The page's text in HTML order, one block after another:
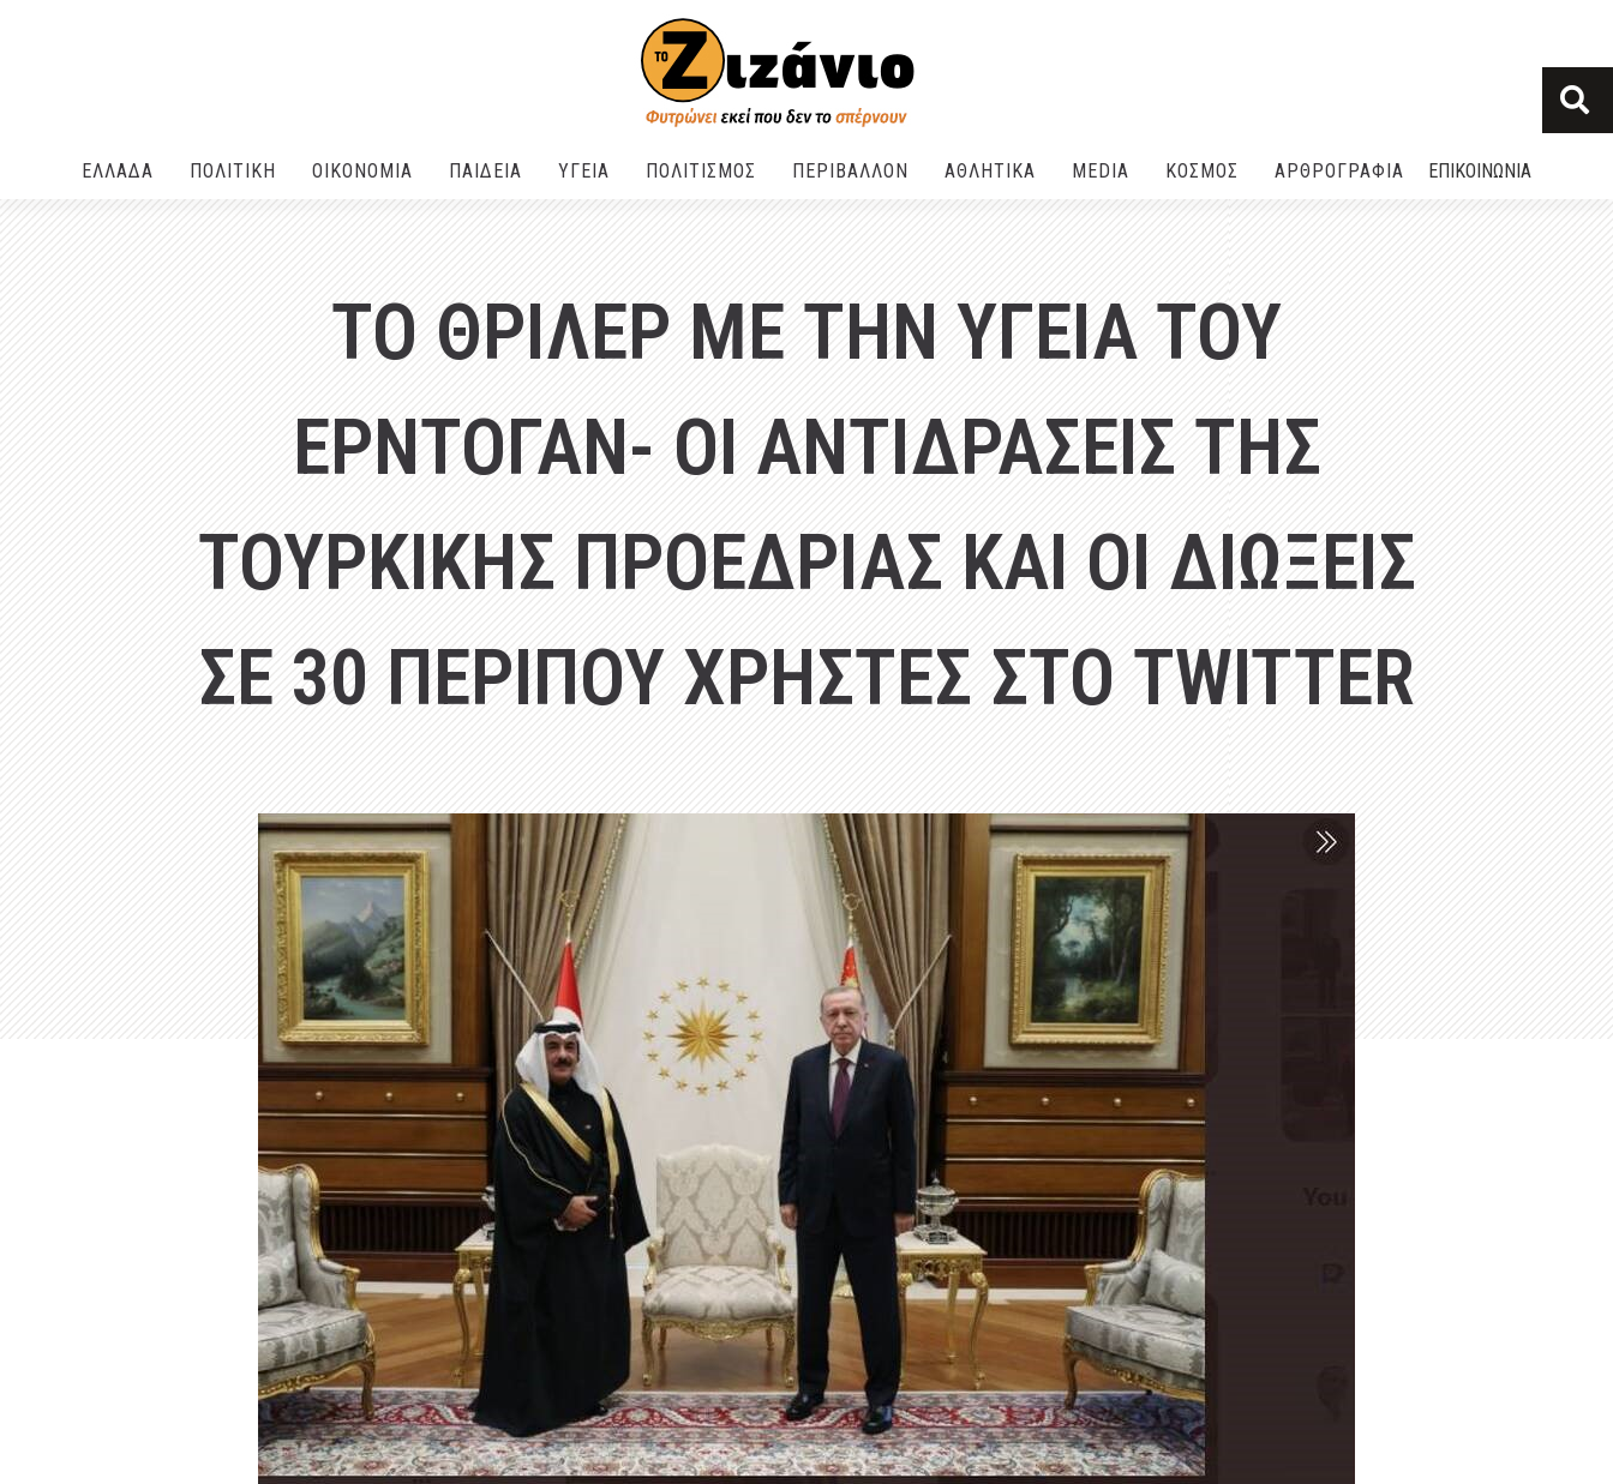
ΕΛΛΑΔA ΠΟΛΙΤΙΚΗ ΟΙΚΟΝΟΜΙΑ ΠΑΙΔΕΙΑ ΥΓΕΙΑ ΠΟΛΙΤΙΣΜΟΣ ΠΕΡΙΒΑΛΛΟΝ ΑΘΛΗΤΙΚΑ MEDIA ΚΟΣΜΟΣ ΑΡΘΡΟΓΡΑΦΙΑ ΕΠΙΚΟΙΝΩΝΙΑ
ΤΟ ΘΡΙΛΕΡ ΜΕ ΤΗΝ ΥΓΕΙΑ ΤΟΥ
ΕΡΝΤΟΓΑΝ- ΟΙ ΑΝΤΙΔΡΑΣΕΙΣ ΤΗΣ
ΤΟΥΡΚΙΚΗΣ ΠΡΟΕΔΡΙΑΣ ΚΑΙ ΟΙ ΔΙΩΞΕΙΣ
ΣΕ 30 ΠΕΡΙΠΟΥ ΧΡΗΣΤΕΣ ΣΤΟ TWITTER